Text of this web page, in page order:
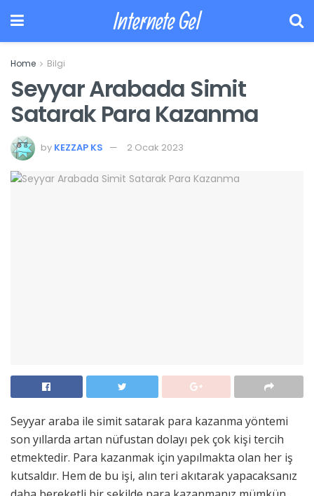
Internete Gel
Home Bilgi
Seyyar Arabada Simit
Satarak Para Kazanma
by KEZZAP KS 2 Ocak 2023
Seyyar araba ile simit satarak para kazanma yöntemi
son yıllarda artan nüfustan dolayı pek çok kişi tercih
etmektedir. Para kazanmak için yapılmakta olan her iş
kutsaldır. Hem de bu işi, alın teri akıtarak yapacaksanız